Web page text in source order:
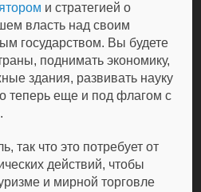
и стратегией о
власть над своим
государством. Вы будете
поднимать экономику,
здания, развивать науку
теперь еще и под флагом с
так что это потребует от
действий, чтобы
и мирной торговле